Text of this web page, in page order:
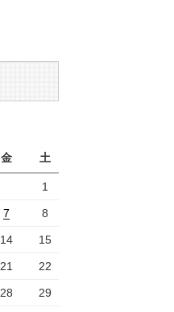
金 土
1
7 8
14 15
21 22
28 29